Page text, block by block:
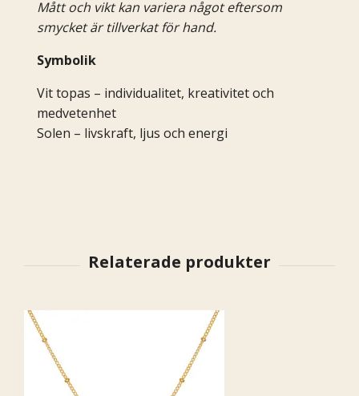
Mått och vikt kan variera något eftersom
smycket är tillverkat för hand.
Symbolik
Vit topas – individualitet, kreativitet och
medvetenhet
Solen – livskraft, ljus och energi